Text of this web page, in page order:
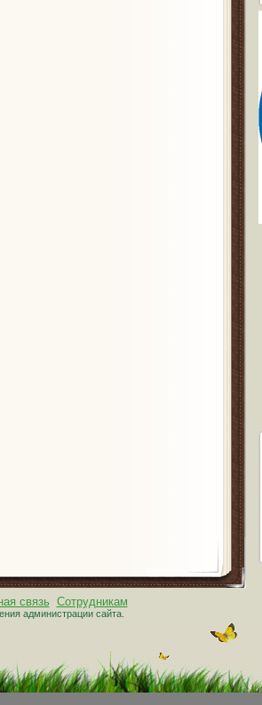
связь Сотрудникам
администрации сайта.